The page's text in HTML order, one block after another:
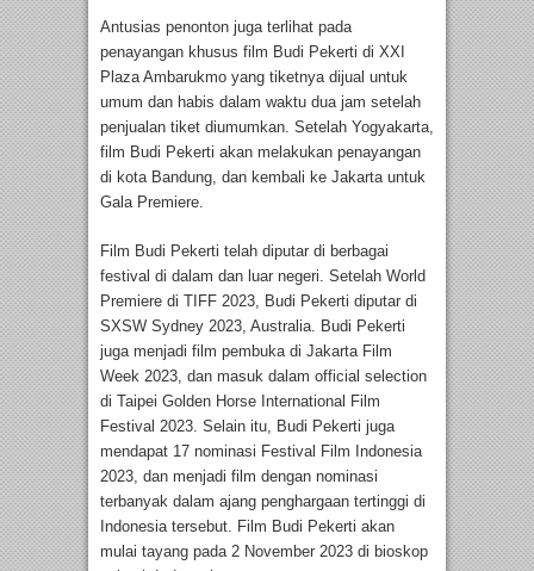
Antusias penonton juga terlihat pada
penayangan khusus film Budi Pekerti di XXI
Plaza Ambarukmo yang tiketnya dijual untuk
umum dan habis dalam waktu dua jam setelah
penjualan tiket diumumkan. Setelah Yogyakarta,
film Budi Pekerti akan melakukan penayangan
di kota Bandung, dan kembali ke Jakarta untuk
Gala Premiere.
Film Budi Pekerti telah diputar di berbagai
festival di dalam dan luar negeri. Setelah World
Premiere di TIFF 2023, Budi Pekerti diputar di
SXSW Sydney 2023, Australia. Budi Pekerti
juga menjadi film pembuka di Jakarta Film
Week 2023, dan masuk dalam official selection
di Taipei Golden Horse International Film
Festival 2023. Selain itu, Budi Pekerti juga
mendapat 17 nominasi Festival Film Indonesia
2023, dan menjadi film dengan nominasi
terbanyak dalam ajang penghargaan tertinggi di
Indonesia tersebut. Film Budi Pekerti akan
mulai tayang pada 2 November 2023 di bioskop